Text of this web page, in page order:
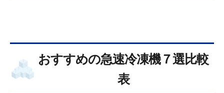
おすすめの急速冷凍機７選比較
表